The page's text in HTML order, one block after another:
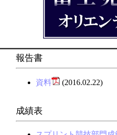
報告書
資料 (2016.02.22)
成績表